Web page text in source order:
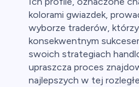
kolorami gwiazdek,
wyborze traderów,
konsekwentnym
swoich strategiach
upraszcza proces
najlepszych w tej